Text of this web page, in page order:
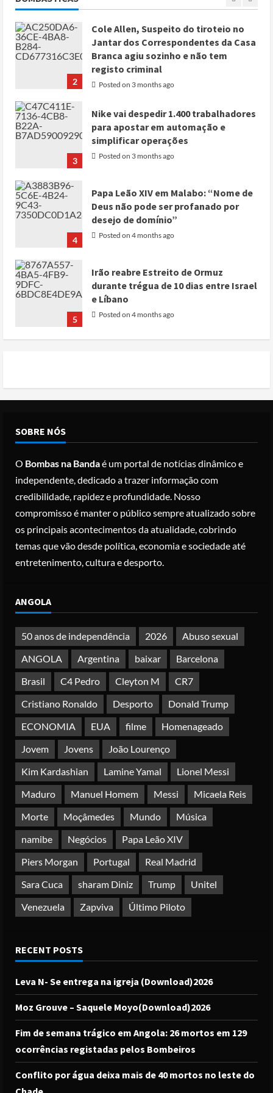
2
Cole Allen, Suspeito do tiroteio no
Jantar dos Correspondentes da Casa
Branca agiu sozinho e não tem
registo criminal
Posted on 3 months ago
3
Nike vai despedir 1.400 trabalhadores
para apostar em automação e
simplificar operações
Posted on 3 months ago
4
Papa Leão XIV em Malabo: “Nome de
Deus não pode ser profanado por
desejo de domínio”
Posted on 4 months ago
5
Irão reabre Estreito de Ormuz
durante trégua de 10 dias entre Israel
e Líbano
Posted on 4 months ago
1
Posted on 3 months ago
2
registo criminal
Posted on 3 months ago
3
Nike vai despedir 1.400 trabalhadores
para apostar em automação e
simplificar operações
Posted on 3 months ago
4
desejo de domínio”
Posted on 4 months ago
5
Irão reabre Estreito de Ormuz
durante trégua de 10 dias entre Israel
e Líbano
Posted on 4 months ago
SOBRE NÓS
O Bombas na Bandaé um portal de notícias dinâmico e
independente, dedicado a trazer informação com
credibilidade, rapidez e profundidade. Nosso
compromisso é manter o público sempre atualizado sobre
os principais acontecimentos da atualidade, cobrindo
temas que vão desde política, economia e sociedade até
entretenimento, cultura e desporto.
ANGOLA
50 anos de independência 2026
Abuso sexual
ANGOLA
Argentina baixar
Barcelona
Brasil
C4 Pedro Cleyton M
CR7
Cristiano Ronaldo
Desporto
Donald Trump
ECONOMIA
EUA filme
Homenageado
Jovem
Jovens
João Lourenço
Kim Kardashian
Lamine Yamal
Lionel Messi
Maduro
Manuel Homem Messi
Micaela Reis
Morte
Moçâmedes Mundo
Música
namibe
Negócios
Papa Leão XIV
Piers Morgan
Portugal
Real Madrid
Sara Cuca
sharam Diniz Trump
Unitel
Venezuela
Zapviva Último Piloto
RECENT POSTS
Leva N- Se entrega na igreja (Download)2026
Moz Grouve – Saquele Moyo(Download)2026
Fim de semana trágico em Angola: 26 mortos em 129
ocorrências registadas pelos Bombeiros
Conflito por água deixa mais de 40 mortos no leste do